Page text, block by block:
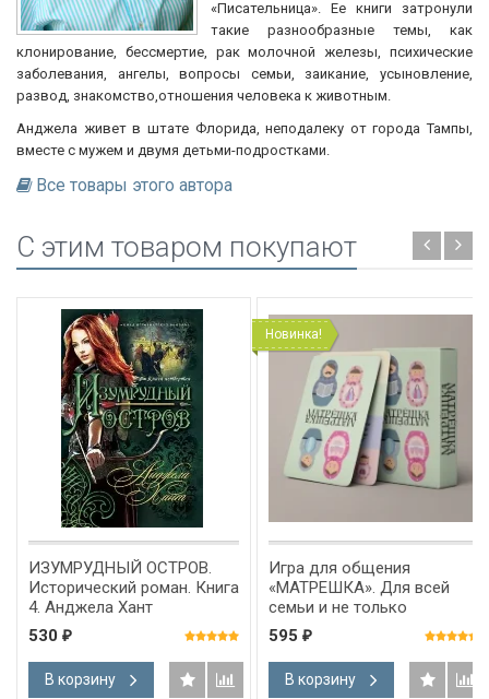
«Писательница». Ее книги затронули
такие разнообразные темы, как
клонирование, бессмертие, рак молочной железы, психические
заболевания, ангелы, вопросы семьи, заикание, усыновление,
развод, знакомство,отношения человека к животным.
Анджела живет в штате Флорида, неподалеку от города Тампы,
вместе с мужем и двумя детьми-подростками.
Все товары этого автора
C этим товаром покупают
ИЗУМРУДНЫЙ ОСТРОВ.
Исторический роман. Книга
4. Анджела Хант
530 ₽
В корзину
Новинка!
Игра для общения
«МАТРЕШКА». Для всей
семьи и не только
595 ₽
В корзину